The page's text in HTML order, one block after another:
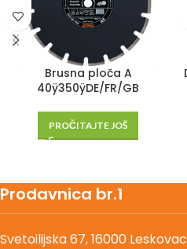
Brusna ploča A
40ÿ350ÿDE/FR/GB
PROČITAJTE JOŠ
Prodavnica br.1
Svetoilijska 67, 16000 Leskovac